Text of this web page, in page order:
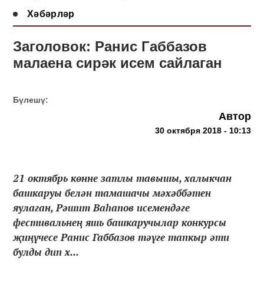
Хәбәрләр
Заголовок: Ранис Габбазов
малаена сирәк исем сайлаган
Бүлешү:
Автор
30 октября 2018 - 10:13
21 октябрь көнне затлы тавышы, халыкчан
башкаруы белән тамашачы мәхәббәтен
яулаган, Рәшит Ваһапов исемендәге
фестивальнең яшь башкаручылар конкурсы
җиңүчесе Ранис Габбазов тәүге тапкыр әти
булды дип х...